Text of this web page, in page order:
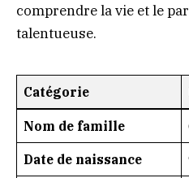
comprendre la vie et le
talentueuse.
Catégorie
Nom de famille
Date de naissance